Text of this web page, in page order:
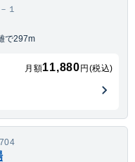
１
で297m
月額11,880 円(税込)